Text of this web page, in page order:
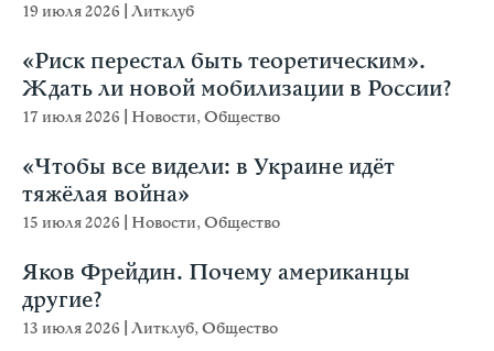
19 июля 2026 Литклуб
«Риск перестал быть теоретическим».
Ждать ли новой мобилизации в России?
17 июля 2026 Новости,Общество
«Чтобы все видели: в Украине идёт
тяжёлая война»
15 июля 2026 Новости,Общество
Яков Фрейдин. Почему американцы
другие?
13 июля 2026 Литклуб,Общество